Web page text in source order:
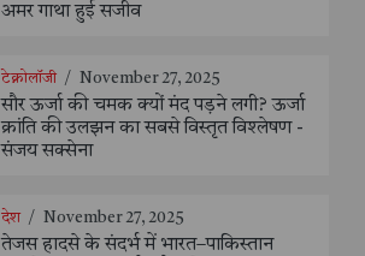
अमर गाथा हुई सजीव
टेक्नोलॉजी / November 27, 2025
सौर ऊर्जा की चमक क्यों मंद पड़ने लगी? ऊर्जा
क्रांति की उलझन का सबसे विस्तृत विश्लेषण -
संजय सक्सेना
देश / November 27, 2025
तेजस हादसे के संदर्भ में भारत–पाकिस्तान